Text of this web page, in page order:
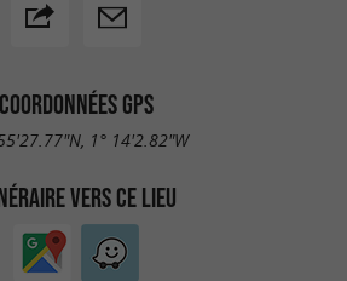
COORDONNÉES GPS
1° 14'2.82"W
VERS CE LIEU